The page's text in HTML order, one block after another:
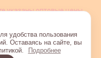
указаны оптовые цены,
удобства пользования
Оставаясь на сайте, вы
Подробнее